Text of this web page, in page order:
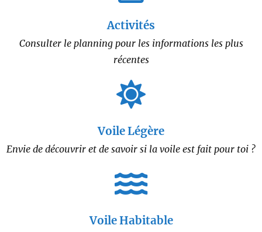
Activités
Consulter le planning pour les informations les plus
récentes
Voile Légère
Envie de découvrir et de savoir si la voile est fait pour toi ?
Voile Habitable